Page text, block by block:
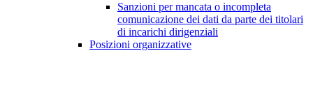
Sanzioni per mancata o incompleta
comunicazione dei dati da parte dei titolari
di incarichi dirigenziali
Posizioni organizzative